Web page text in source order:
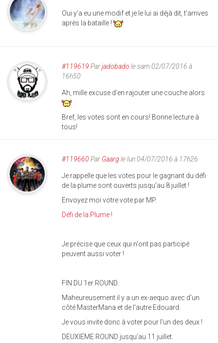
Oui y'a eu une modif et je le lui ai déjà dit, t'arrives
après la bataille !
#119619 Parjadobado le sam 02/07/2016 à
16h50
Ah, mille excuse d'en rajouter une couche alors
Bref, les votes sont en cours! Bonne lecture à
tous!
#119660 Par Gaarg le lun 04/07/2016 à 17h26
Je rappelle que les votes pour le gagnant du défi
de la plume sont ouverts jusqu'au 8 juillet !
Envoyez moi votre vote par MP.
Défi de la Plume !
Je précise que ceux qui n'ont pas participé
peuvent aussi voter !
FIN DU 1er ROUND.
Maheureusement il y a un ex-aequo avec d'un
côté MasterMana et de l'autre Edouard.
Je vous invite donc à voter pour l'un des deux !
DEUXIEME ROUND jusqu'au 11 juillet.